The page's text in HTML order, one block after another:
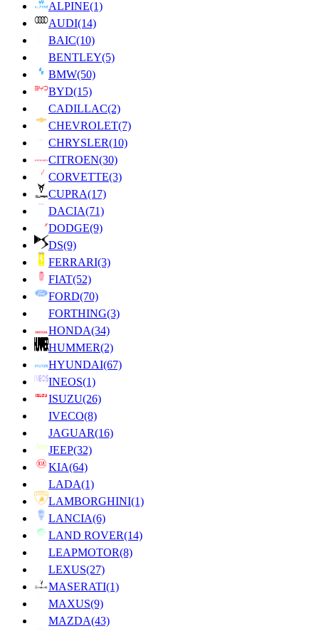
ALPINE(1)
AUDI(14)
BAIC(10)
BENTLEY(5)
BMW(50)
BYD(15)
CADILLAC(2)
CHEVROLET(7)
CHRYSLER(10)
CITROEN(30)
CORVETTE(3)
CUPRA(17)
DACIA(71)
DODGE(9)
DS(9)
FERRARI(3)
FIAT(52)
FORD(70)
FORTHING(3)
HONDA(34)
HUMMER(2)
HYUNDAI(67)
INEOS(1)
ISUZU(26)
IVECO(8)
JAGUAR(16)
JEEP(32)
KIA(64)
LADA(1)
LAMBORGHINI(1)
LANCIA(6)
LAND ROVER(14)
LEAPMOTOR(8)
LEXUS(27)
MASERATI(1)
MAXUS(9)
MAZDA(43)